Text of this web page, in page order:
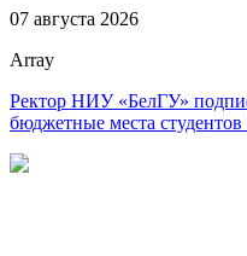
07 августа 2026
Array
Ректор НИУ «БелГУ»
бюджетные места студентов